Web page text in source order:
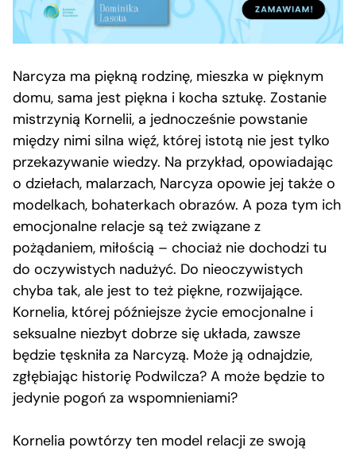
Narcyza ma piękną rodzinę, mieszka w pięknym
domu, sama jest piękna i kocha sztukę. Zostanie
mistrzynią Kornelii, a jednocześnie powstanie
między nimi silna więź, której istotą nie jest tylko
przekazywanie wiedzy. Na przykład, opowiadając
o dziełach, malarzach, Narcyza opowie jej także o
modelkach, bohaterkach obrazów. A poza tym ich
emocjonalne relacje są też związane z
pożądaniem, miłością – chociaż nie dochodzi tu
do oczywistych nadużyć. Do nieoczywistych
chyba tak, ale jest to też piękne, rozwijające.
Kornelia, której późniejsze życie emocjonalne i
seksualne niezbyt dobrze się układa, zawsze
będzie tęskniła za Narcyzą. Może ją odnajdzie,
zgłębiając historię Podwilcza? A może będzie to
jedynie pogoń za wspomnieniami?
Kornelia powtórzy ten model relacji ze swoją